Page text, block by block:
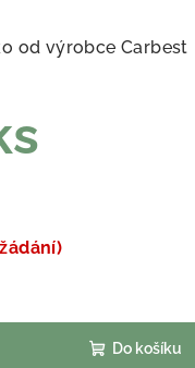
od výrobce Carbest
Do košíku